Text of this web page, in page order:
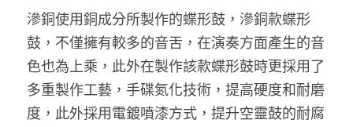
滲銅使用銅成分所製作的蝶形鼓，滲銅款蝶形
鼓，不僅擁有較多的音舌，在演奏方面產生的音
色也為上乘，此外在製作該款蝶形鼓時更採用了
多重製作工藝，手碟氮化技術，提高硬度和耐磨
度，此外採用電鍍噴漆方式，提升空靈鼓的耐腐